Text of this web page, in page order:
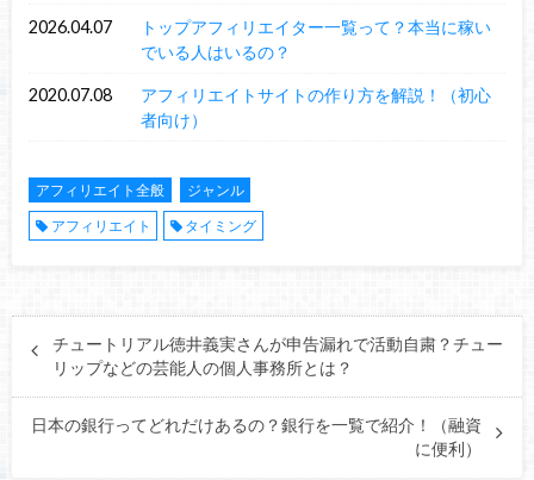
2026.04.07
トップアフィリエイター一覧って？本当に稼い
でいる人はいるの？
2020.07.08
アフィリエイトサイトの作り方を解説！（初心
者向け）
アフィリエイト全般
ジャンル
アフィリエイト
タイミング
チュートリアル徳井義実さんが申告漏れで活動自粛？チュー
リップなどの芸能人の個人事務所とは？
日本の銀行ってどれだけあるの？銀行を一覧で紹介！（融資
に便利）